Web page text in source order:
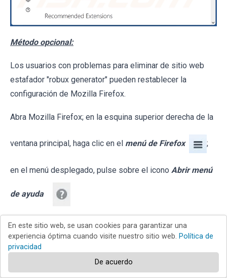
Método opcional:
Los usuarios con problemas para eliminar de sitio web
estafador "robux generator" pueden restablecer la
configuración de Mozilla Firefox.
Abra Mozilla Firefox; en la esquina superior derecha de la
ventana principal, haga clic en el menú de Firefox ;
en el menú desplegado, pulse sobre el icono Abrir menú
de ayuda
En este sitio web, se usan cookies para garantizar una
experiencia óptima cuando visite nuestro sitio web. Política de
privacidad
De acuerdo